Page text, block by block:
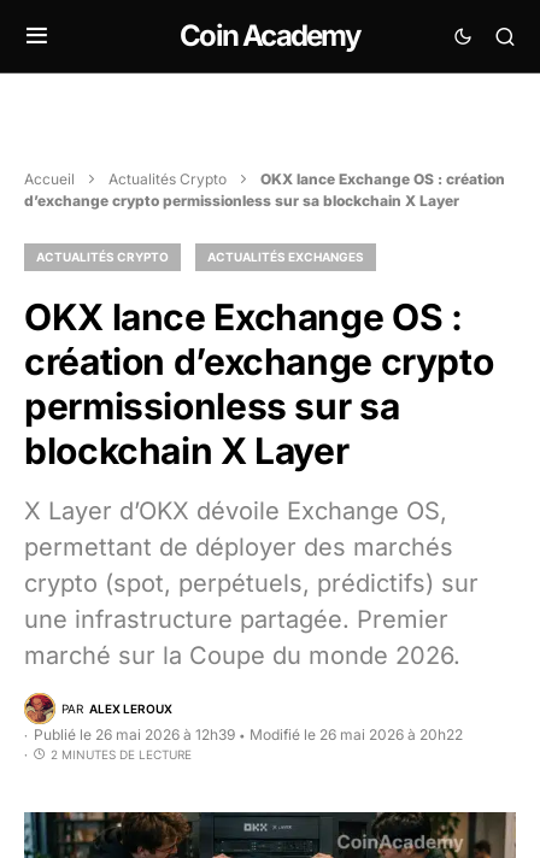
Coin Academy
Accueil Actualités Crypto
OKX lance Exchange OS : création
d’exchange crypto permissionless sur sa blockchain X Layer
ACTUALITÉS CRYPTO ACTUALITÉS EXCHANGES
OKX lance Exchange OS :
création d’exchange crypto
permissionless sur sa
blockchain X Layer
X Layer d’OKX dévoile Exchange OS,
permettant de déployer des marchés
crypto (spot, perpétuels, prédictifs) sur
une infrastructure partagée. Premier
marché sur la Coupe du monde 2026.
PAR ALEX LEROUX
Publié le 26 mai 2026 à 12h39 • Modifié le 26 mai 2026 à 20h22
2 MINUTES DE LECTURE